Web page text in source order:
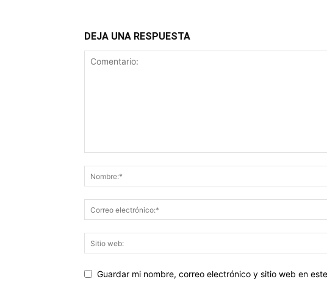
DEJA UNA RESPUESTA
Guardar mi nombre, correo electrónico y sitio web en